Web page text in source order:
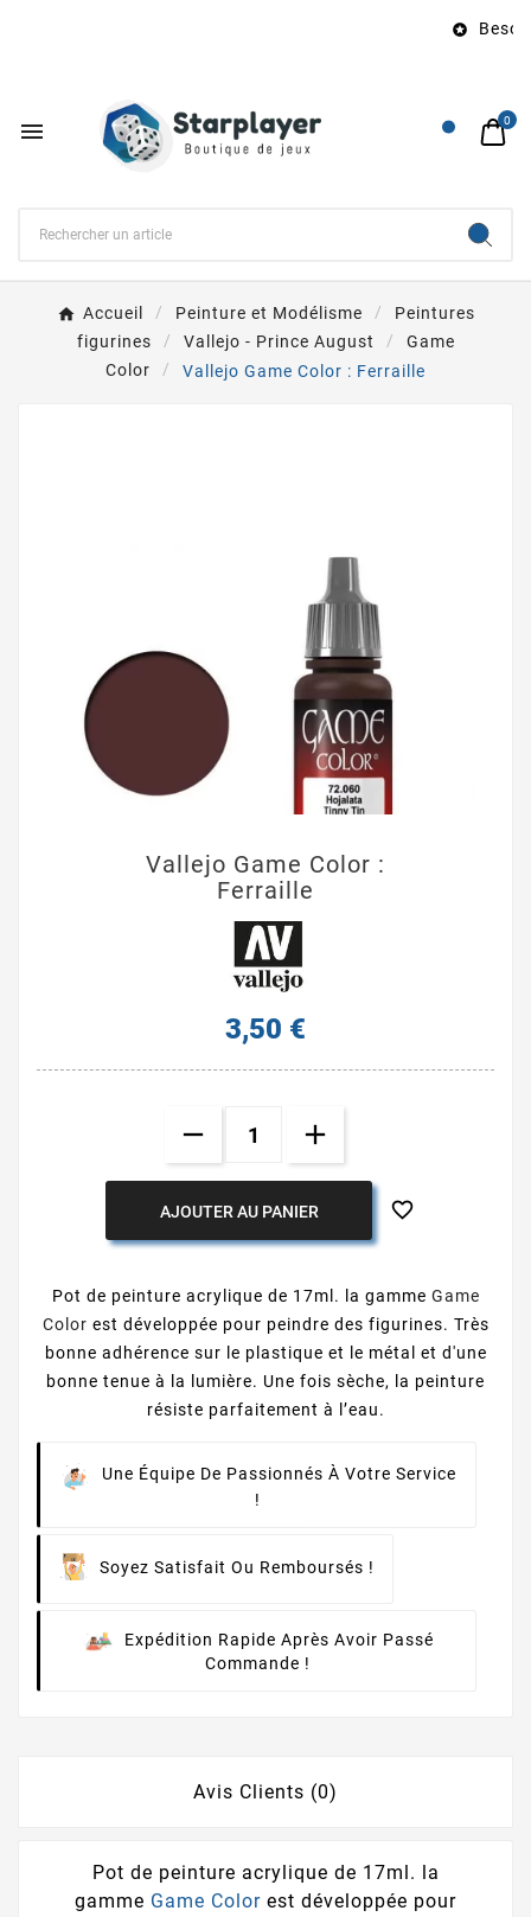
 Besoin
 0
Accueil Peinture et Modélisme
Peintures
figurines
Vallejo - Prince August
Game
Color
Vallejo Game Color : Ferraille
Vallejo Game Color :
Ferraille
3,50 €
AJOUTER AU PANIER 
Pot de peinture acrylique de 17ml. la gamme Game
Color est développée pour peindre des figurines. Très
bonne adhérence sur le plastique et le métal et d'une
bonne tenue à la lumière. Une fois sèche, la peinture
résiste parfaitement à l’eau.
Une Équipe De Passionnés À Votre Service
!
Soyez Satisfait Ou Remboursés !
Expédition Rapide Après Avoir Passé
Commande !
Avis Clients (0)
Pot de peinture acrylique de 17ml. la
gamme Game Color est développée pour